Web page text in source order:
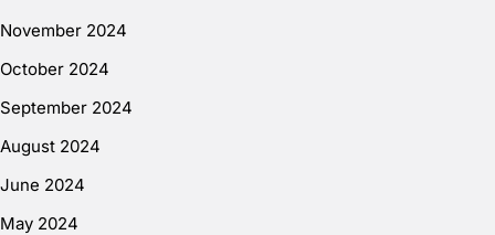
November 2024
October 2024
September 2024
August 2024
June 2024
May 2024